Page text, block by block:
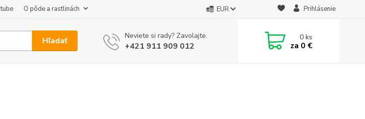
O pôde a rastlinách EUR Prihlásenie
Hľadať Neviete si rady? Zavolajte.
+421 911 909 012
0ks
za 0 €